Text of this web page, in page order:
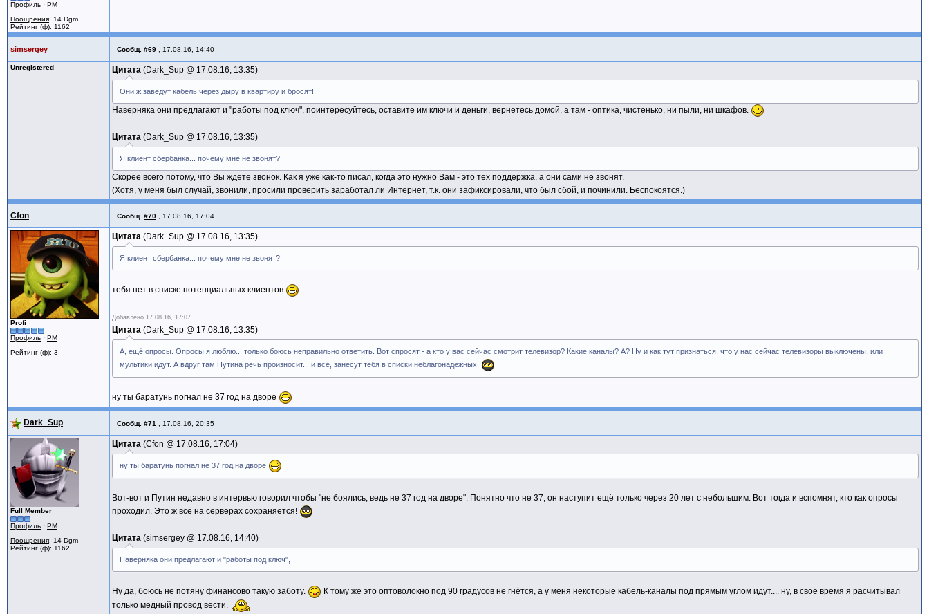
Профиль · PM
Поощрения: 14 Dgm
Рейтинг (ф): 1162
simsergey Сообщ. #69 17.08.16, 14:40
Unregistered Цитата Dark_Sup @ 17.08.16, 13:35
Они ж заведут кабель через дыру в квартиру и бросят!
Наверняка они предлагают и "работы под ключ", поинтересуйтесь, оставите им ключи и деньги, вернетесь домой, а там - оптика, чистенько, ни пыли, ни шкафов.
Цитата Dark_Sup @ 17.08.16, 13:35
Я клиент сбербанка... почему мне не звонят?
Скорее всего потому, что Вы ждете звонок. Как я уже как-то писал, когда это нужно Вам - это тех поддержка, а они сами не звонят.
(Хотя, у меня был случай, звонили, просили проверить заработал ли Интернет, т.к. они зафиксировали, что был сбой, и починили. Беспокоятся.)
Cfon Сообщ. #70 17.08.16, 17:04
Profi
Профиль · PM
Рейтинг (ф): 3
Цитата Dark_Sup @ 17.08.16, 13:35
Я клиент сбербанка... почему мне не звонят?
тебя нет в списке потенциальных клиентов
Добавлено 17.08.16, 17:07
Цитата Dark_Sup @ 17.08.16, 13:35
А, ещё опросы. Опросы я люблю... только боюсь неправильно ответить. Вот спросят - а кто у вас сейчас смотрит телевизор? Какие каналы? А? Ну и как тут признаться, что у нас сейчас телевизоры выключены, или
мультики идут. А вдруг там Путина речь произносит... и всё, занесут тебя в списки неблагонадежных.
ну ты баратунь погнал не 37 год на дворе
Dark_Sup Сообщ. #71 17.08.16, 20:35
Full Member
Профиль · PM
Поощрения: 14 Dgm
Рейтинг (ф): 1162
Цитата Cfon @ 17.08.16, 17:04
ну ты баратунь погнал не 37 год на дворе
Вот-вот и Путин недавно в интервью говорил чтобы "не боялись, ведь не 37 год на дворе". Понятно что не 37, он наступит ещё только через 20 лет с небольшим. Вот тогда и вспомнят, кто как опросы
проходил. Это ж всё на серверах сохраняется!
Цитата simsergey @ 17.08.16, 14:40
Наверняка они предлагают и "работы под ключ",
Ну да, боюсь не потяну финансово такую заботу.
К тому же это оптоволокно под 90 градусов не гнётся, а у меня некоторые кабель-каналы под прямым углом идут.... ну, в своё время я расчитывал
только медный провод вести.